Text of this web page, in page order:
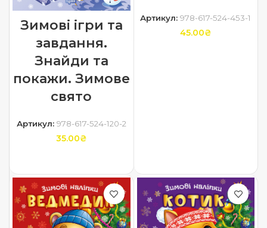
Зимові ігри та
завдання.
Знайди та
покажи. Зимове
свято
Артикул: 978-617-524-120-2
35.00₴
Артикул:978-617-524-453-1
45.00₴